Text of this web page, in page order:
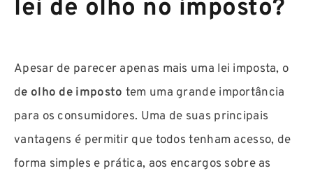
lei de olho no imposto?
Apesar de parecer apenas mais uma lei imposta, o
de olho de imposto tem uma grande importância
para os consumidores. Uma de suas principais
vantagens é permitir que todos tenham acesso, de
forma simples e prática, aos encargos sobre as